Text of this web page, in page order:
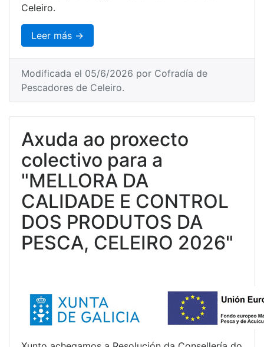
Celeiro.
Leer más →
Modificada el 05/6/2026 por Cofradía de
Pescadores de Celeiro.
Axuda ao proxecto
colectivo para a
"MELLORA DA
CALIDADE E CONTROL
DOS PRODUTOS DA
PESCA, CELEIRO 2026"